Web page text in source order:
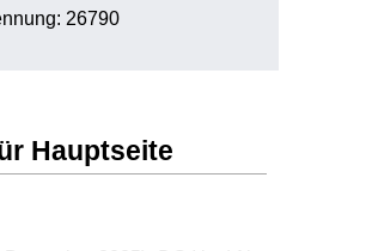
26790
Hauptseite